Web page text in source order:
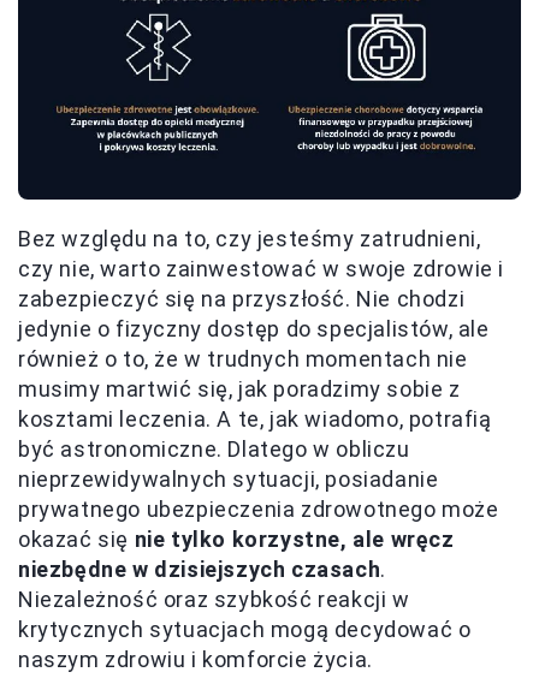
Bez względu na to, czy jesteśmy zatrudnieni,
czy nie, warto zainwestować w swoje zdrowie i
zabezpieczyć się na przyszłość. Nie chodzi
jedynie o fizyczny dostęp do specjalistów, ale
również o to, że w trudnych momentach nie
musimy martwić się, jak poradzimy sobie z
kosztami leczenia. A te, jak wiadomo, potrafią
być astronomiczne. Dlatego w obliczu
nieprzewidywalnych sytuacji, posiadanie
prywatnego ubezpieczenia zdrowotnego może
okazać się nie tylko korzystne, ale wręcz
niezbędne w dzisiejszych czasach.
Niezależność oraz szybkość reakcji w
krytycznych sytuacjach mogą decydować o
naszym zdrowiu i komforcie życia.